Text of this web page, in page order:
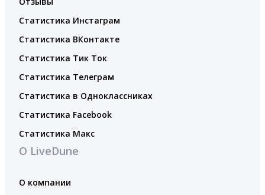
Статистика Инстаграм
Статистика ВКонтакте
Статистика Тик Ток
Статистика Телеграм
Статистика в Одноклассниках
Статистика Facebook
Статистика Макс
О LiveDune
О компании